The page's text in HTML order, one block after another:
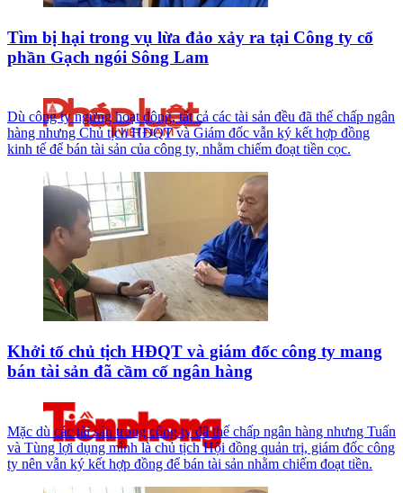
Tìm bị hại trong vụ lừa đảo xảy ra tại Công ty cổ
phần Gạch ngói Sông Lam
Dù công ty ngưng hoạt động, tất cả các tài sản đều đã thế chấp ngân
hàng nhưng Chủ tịch HĐQT và Giám đốc vẫn ký kết hợp đồng
kinh tế để bán tài sản của công ty, nhằm chiếm đoạt tiền cọc.
Khởi tố chủ tịch HĐQT và giám đốc công ty mang
bán tài sản đã cầm cố ngân hàng
Mặc dù các tài sản trong công ty đã thế chấp ngân hàng nhưng Tuấn
và Tùng lợi dụng mình là chủ tịch Hội đồng quản trị, giám đốc công
ty nên vẫn ký kết hợp đồng để bán tài sản nhằm chiếm đoạt tiền.